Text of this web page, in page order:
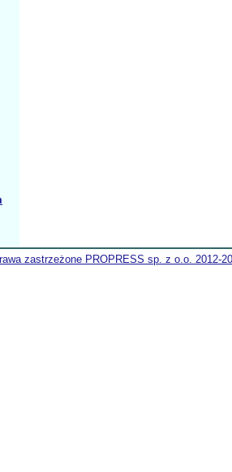
zastrzeżone PROPRESS sp. z o.o. 2012-